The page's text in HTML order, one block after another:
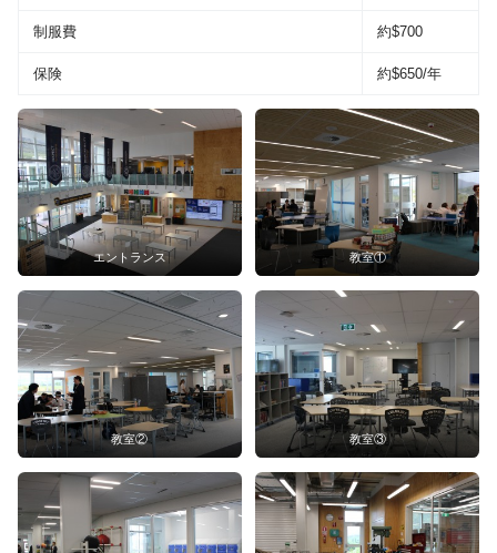
制服費 約$700
保険 約$650/年
エントランス 教室①
教室② 教室③